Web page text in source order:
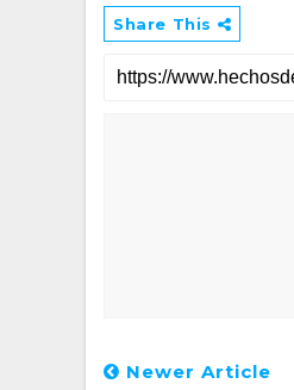
Share This
Newer Article